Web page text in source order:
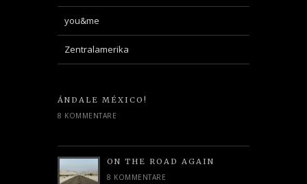
you&me
Zentralamerika
ÁNDALE MÉXICO!
8 KOMMENTARE
ON THE ROAD AGAIN
8 KOMMENTARE